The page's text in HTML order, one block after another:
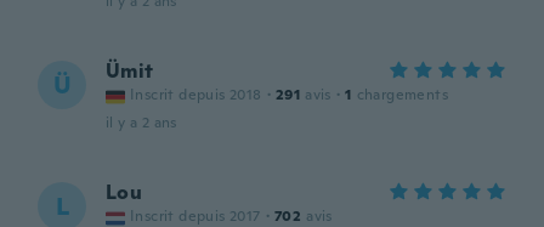
Ü Ümit
Inscrit depuis 2018 · 291 avis · 1 chargements
il y a 2 ans
L Lou
Inscrit depuis 2017 · 702 avis